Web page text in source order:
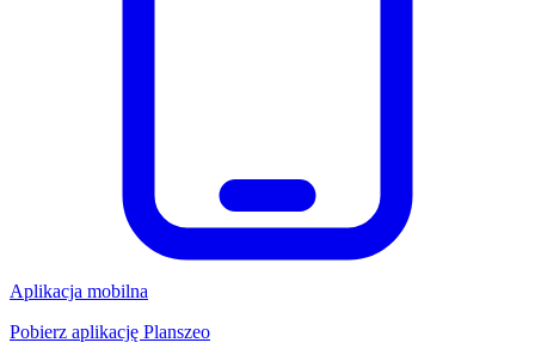
Aplikacja mobilna
Pobierz aplikację Planszeo